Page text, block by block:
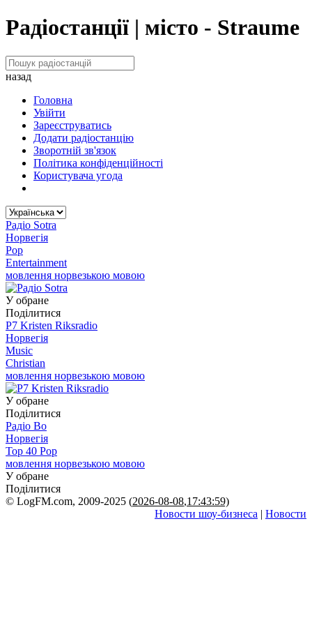
Радіостанції | місто - Straume
назад
Головна
Увійти
Зареєструватись
Додати радіостанцію
Зворотній зв'язок
Політика конфіденційності
Користувача угода
Радіо Sotra
Норвегія
Pop
Entertainment
мовлення норвезькою мовою
У обране
Поділитися
P7 Kristen Riksradio
Норвегія
Music
Christian
мовлення норвезькою мовою
У обране
Поділитися
Радіо Bo
Норвегія
Top 40 Pop
мовлення норвезькою мовою
У обране
Поділитися
© LogFM.com, 2009-2025 (2026-08-08,17:43:59)
Новости шоу-бизнеса | Новости